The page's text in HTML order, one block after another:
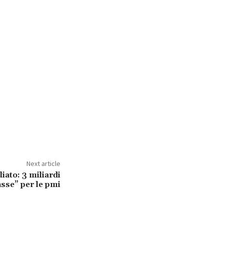
Next article
3 miliardi
per le pmi